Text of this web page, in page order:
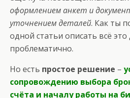
оформлением анкет и
уточнением деталей. Как ты
одной статьи описать всё это
проблематично.
Но есть простое решение –
сопровождению выбора
счёта и началу работы на